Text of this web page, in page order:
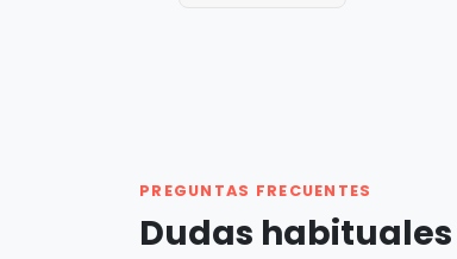
PREGUNTAS FRECUENTES
Dudas